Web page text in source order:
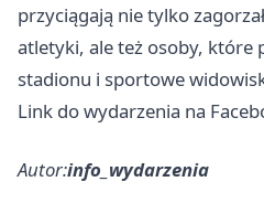
przyciągają nie tylko
atletyki, ale też osoby, które
stadionu i sportowe
Link do wydarzenia na
Autor:info_wydarzenia